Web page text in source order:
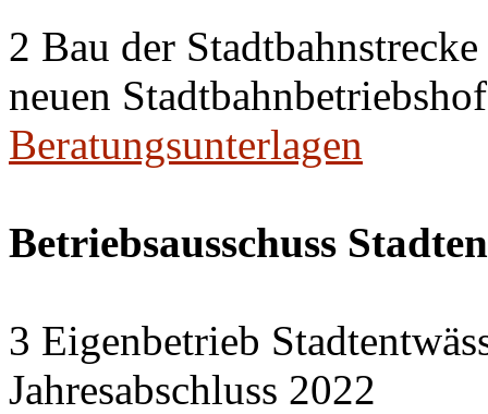
2 Bau der
neuen
Beratungsunterlagen
Betriebsausschuss
3 Eigenbetrieb
Jahresabschluss 2022